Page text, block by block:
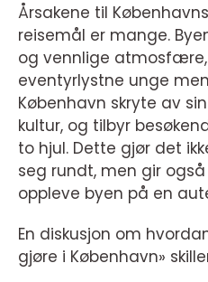
Årsakene til
reisemål er mange.
og vennlige
eventyrlystne unge
København skryte av
kultur, og tilbyr
to hjul. Dette gjør det
seg rundt, men gir
oppleve byen på en
En diskusjon om
gjøre i København»